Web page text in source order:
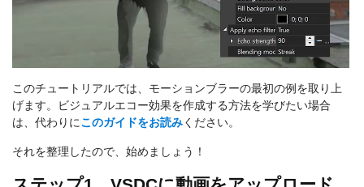
このチュートリアルでは、モーションブラーの最初の例を取り上
げます。ビジュアルエコー効果を作成する方法を学びたい場合
は、代わりにこのガイドをお読みください。
それを整理したので、始めましょう！